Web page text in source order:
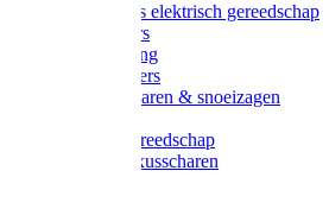
Accessoires elektrisch gereedschap
Grasmaaiers
Tuinreiniging
Robotmaaiers
Heggenscharen & snoeizagen
Klussen gereedschap
Gras & buxusscharen